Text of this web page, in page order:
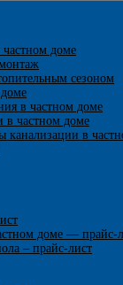
доме
сезоном
в частном доме
в частном доме
в
доме — прайс-
– прайс-лист